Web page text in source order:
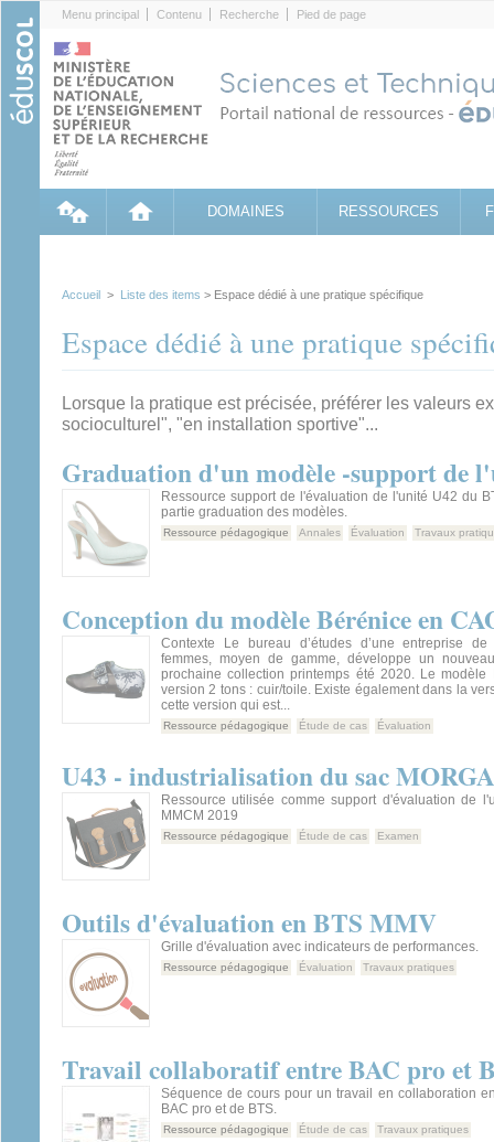
Menu principal Contenu Recherche Pied de page
DOMAINES RESSOURCES
Accueil > Liste des items > Espace dédié à une pratique spécifique
Espace dédié à une pratique
Lorsque la pratique est précisée, préférer les valeurs
socioculturel", "en installation sportive"...
Graduation d'un modèle -support de
Ressource support de l'évaluation de l'unité U42 du
partie graduation des modèles.
Ressource pédagogique Annales Évaluation Travaux
Conception du modèle Bérénice en
Contexte Le bureau d’études d’une entreprise
femmes, moyen de gamme, développe un
prochaine collection printemps été 2020. Le modèle
version 2 tons : cuir/toile. Existe également dans la
cette version qui est...
Ressource pédagogique Étude de cas Évaluation
U43 - industrialisation du sac
Ressource utilisée comme support d'évaluation de
MMCM 2019
Ressource pédagogique Étude de cas Examen
Outils d'évaluation en BTS MMV
Grille d'évaluation avec indicateurs de performances.
Ressource pédagogique Évaluation Travaux pratiques
Travail collaboratif entre BAC pro et
Séquence de cours pour un travail en collaboration
BAC pro et de BTS.
Ressource pédagogique Étude de cas Travaux pratiques